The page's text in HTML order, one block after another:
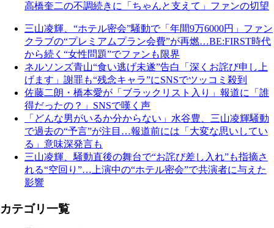
高橋奎二の不調続きに「ちゃんと支えて」ファンの切望
三山凌輝、“ホテル密会”騒動で「年間9万6000円」ファン
クラブの“プレミアムプラン会費”が再燃…BE:FIRST時代
から続く“女性問題”でファンも限界
ネルソンズ青山“食い逃げ未遂”告白「深くお詫び申し上
げます」謝罪も“残念キャラ”にSNSでツッコミ殺到
佐藤二朗・橋本愛が「ブラックリスト入り」報道に「誰
得だったの？」SNSで嘆く声
「どんな男がいるか分からない」水谷豊、三山凌輝騒動
で過去の“予言”が注目…報道前には「大変な思いしてい
る」意味深発言も
三山凌輝、騒動直後の舞台で“お詫び差し入れ”も指摘さ
れる“空回り”…上演中の“ホテル密会”で共演者に与えた
影響
カテゴリ一覧